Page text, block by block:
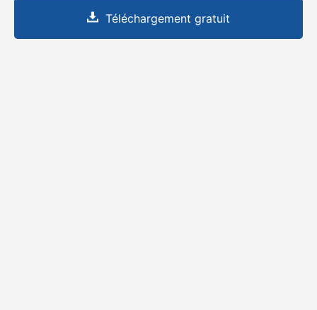
Téléchargement gratuit